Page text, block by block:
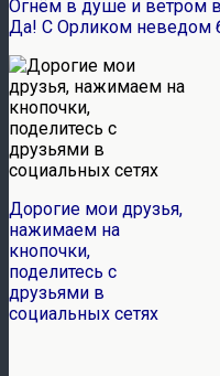
Огнём в душе и ветром
Да! С Орликом неведом
Дорогие мои друзья,
нажимаем на
кнопочки,
поделитесь с
друзьями в
социальных сетях